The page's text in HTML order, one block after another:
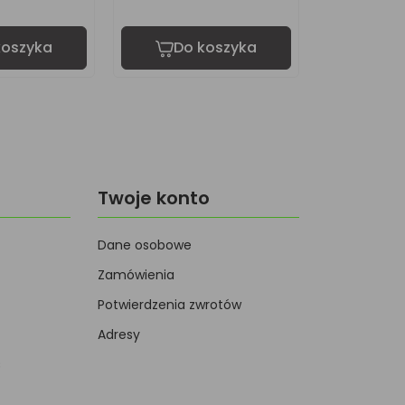
Do koszyka
Twoje konto
Dane osobowe
Zamówienia
Potwierdzenia zwrotów
Adresy